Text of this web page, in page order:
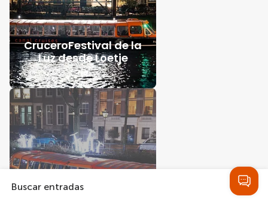
CruceroFestival de la
Luz desde Loetje
de
Crucero desde
Buscar entradas